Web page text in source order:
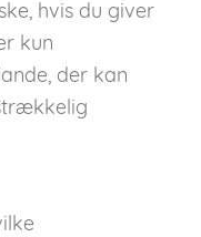
hvis du giver
kun
der kan